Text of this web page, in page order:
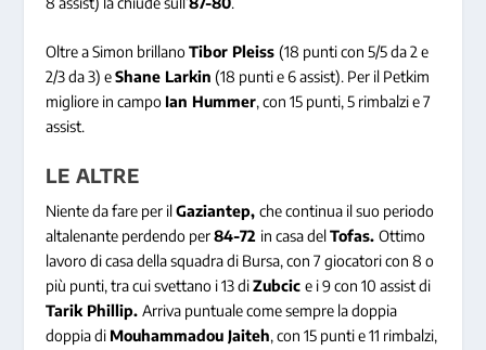
Oltre a Simon brillanoTibor Pleiss(18 punti con 5/5 da 2 e
2/3 da 3) eShane Larkin (18 punti e 6 assist). Per il Petkim
migliore in campo Ian Hummer, con 15 punti, 5 rimbalzi e 7
assist.
LE ALTRE
Niente da fare per ilGaziantep,che continua il suo periodo
altalenante perdendo per84-72 in casa delTofas.Ottimo
lavoro di casa della squadra di Bursa, con 7 giocatori con 8 o
più punti, tra cui svettano i 13 diZubcice i 9 con 10 assist di
Tarik Phillip.Arriva puntuale come sempre la doppia
doppia di Mouhammadou Jaiteh, con 15 punti e 11 rimbalzi,